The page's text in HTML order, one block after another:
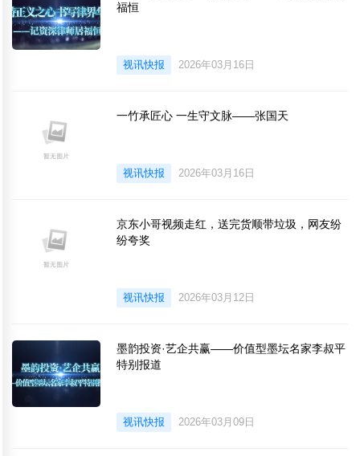
福恒
视讯快报 2026年03月16日
一竹承匠心 一生守文脉——张国天
视讯快报 2026年03月16日
京东小哥视频走红，送完货顺带垃圾，网友纷
纷夸奖
视讯快报 2026年03月12日
墨韵投资·艺企共赢——价值型墨坛名家李叔平
特别报道
视讯快报 2026年03月09日